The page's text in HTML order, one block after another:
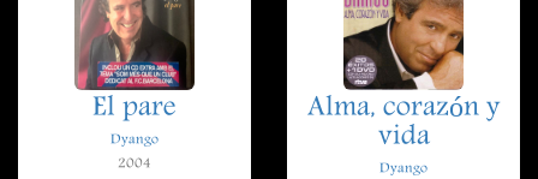
El pare
Dyango
2004
Alma, corazón y
vida
Dyango